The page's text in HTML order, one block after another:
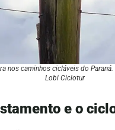
nos caminhos cicláveis do
Lobi Ciclotur
e o